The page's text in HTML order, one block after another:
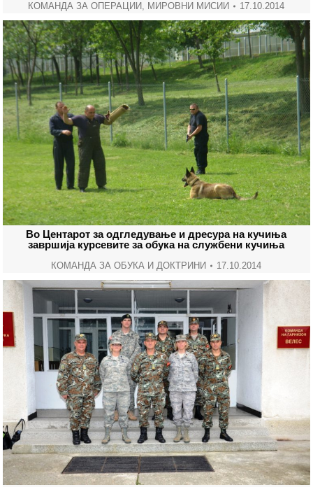
КОМАНДА ЗА ОПЕРАЦИИ, МИРОВНИ МИСИИ 17.10.2014
Во Центарот за одгледување и дресура на кучиња
завршија курсeвите за обука на службени кучиња
КОМАНДА ЗА ОБУКА И ДОКТРИНИ 17.10.2014